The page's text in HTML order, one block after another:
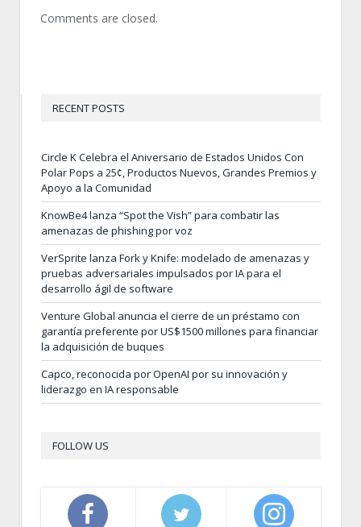
Comments are closed.
RECENT POSTS
Circle K Celebra el Aniversario de Estados Unidos Con
Polar Pops a 25¢, Productos Nuevos, Grandes Premios y
Apoyo a la Comunidad
KnowBe4 lanza “Spot the Vish” para combatir las
amenazas de phishing por voz
VerSprite lanza Fork y Knife: modelado de amenazas y
pruebas adversariales impulsados por IA para el
desarrollo ágil de software
Venture Global anuncia el cierre de un préstamo con
garantía preferente por US$1500 millones para financiar
la adquisición de buques
Capco, reconocida por OpenAI por su innovación y
liderazgo en IA responsable
FOLLOW US